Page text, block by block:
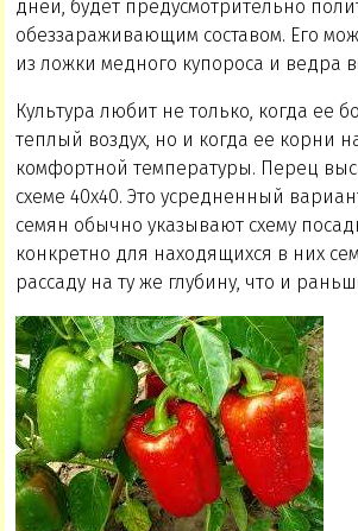
дней, будет предусмотрительно
обеззараживающим составом. Его
из ложки медного купороса и ведра
Культура любит не только, когда ее
теплый воздух, но и когда ее корни
комфортной температуры. Перец
схеме 40х40. Это усредненный
семян обычно указывают схему
конкретно для находящихся в них
рассаду на ту же глубину, что и